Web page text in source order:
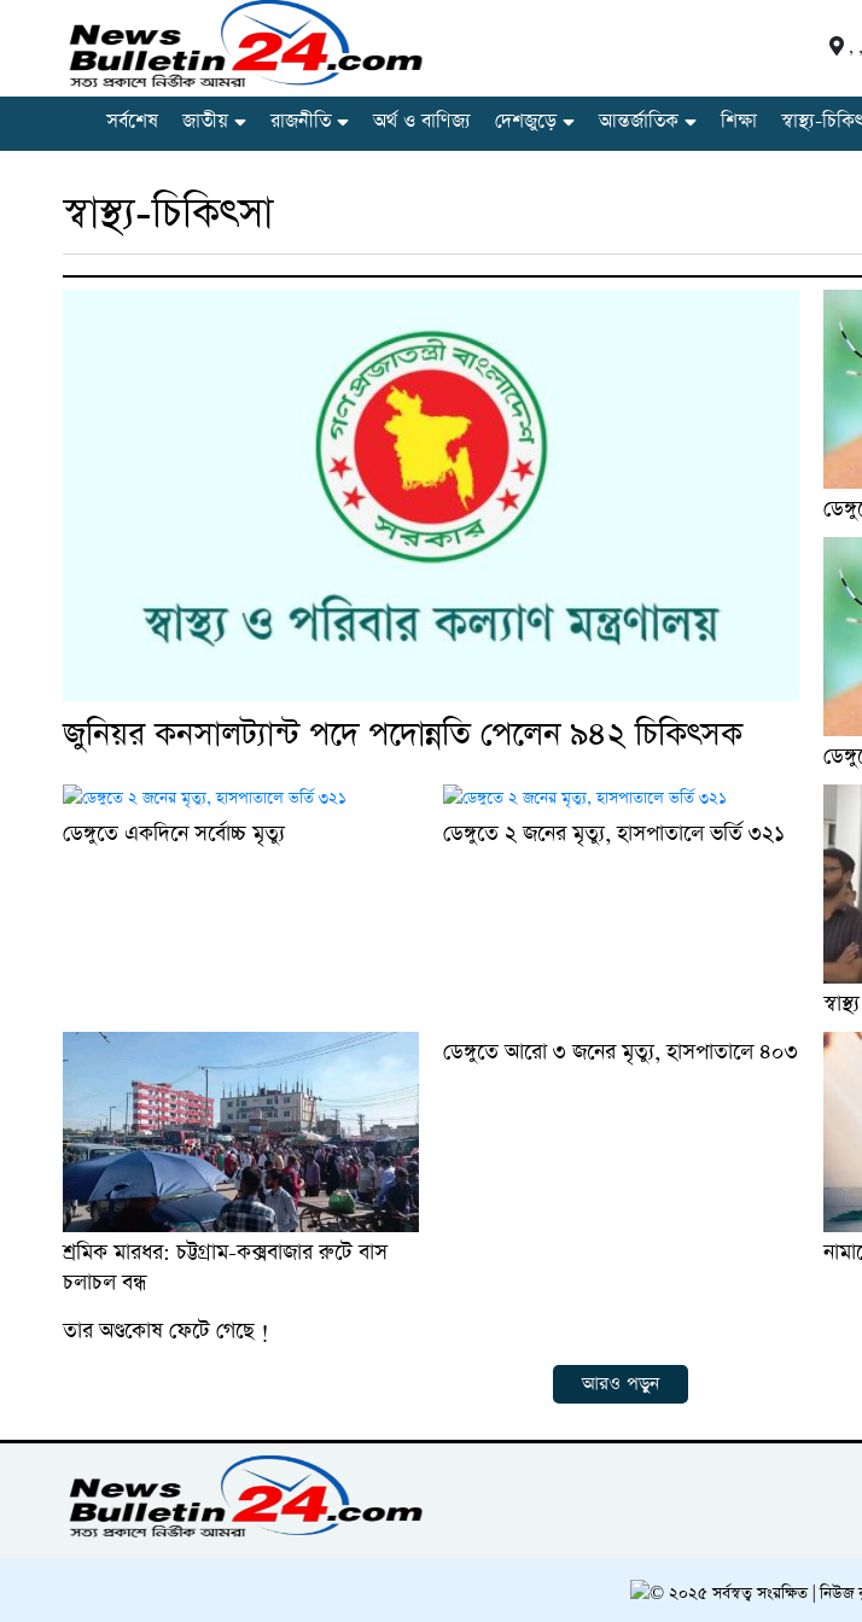
, ,
সর্বশেষ জাতীয় রাজনীতি অর্থ ও বাণিজ্য দেশজুড়ে আন্তর্জাতিক শিক্ষা স্বাস্থ্য-
স্বাস্থ্য-চিকিৎসা
জুনিয়র কনসালট্যান্ট পদে পদোন্নতি পেলেন ৯৪২ চিকিৎসক
ডেঙ্গুতে একদিনে সর্বোচ্চ মৃত্যু ডেঙ্গুতে ২ জনের মৃত্যু, হাসপাতালে ভর্তি ৩২১
শ্রমিক মারধর: চট্টগ্রাম-কক্সবাজার রুটে বাস
চলাচল বন্ধ
ডেঙ্গুতে আরো ৩ জনের মৃত্যু, হাসপাতালে ৪০৩
তার অণ্ডকোষ ফেটে গেছে !
আরও পড়ুন